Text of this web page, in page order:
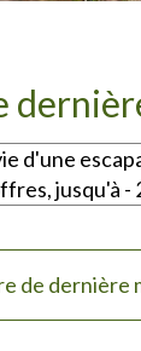
d'une
jusqu'à -
de dernière